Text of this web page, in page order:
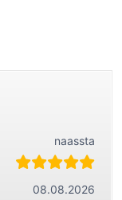
naassta
08.08.2026